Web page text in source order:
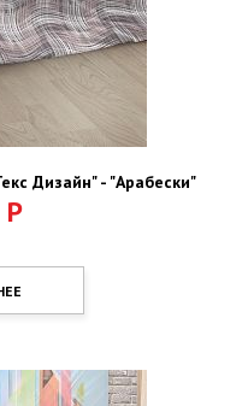
Дизайн" - "Арабески"
Р